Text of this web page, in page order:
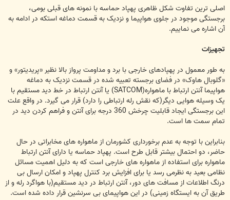
اصلی ترین تفاوت شکل ظاهری پهپاد حماسه با نمونه های قبلی بومی،
برجستگی موجود در جلوی هواپیما و نزدیک به قسمت دماغه استکه در ادامه به
آن اشاره می نماییم.
تجهیزات
به طور معمول در پهپادهای خارجی با برد و مداومت پرواز بالا نظیر «پریدیتور» و
«گلوبال هاوک» در فضای برجسته تعبیه شده در قسمت نزدیک به دماغه
هواپیما آنتن ارتباط با ماهواره(SATCOM) یا آنتن ارتباط در خط دید مستقیم با
یک وسیله هوایی دیگر(که نقش رله ارتباطی را دارد) قرار می گیرد. در واقع علت
این برجستگی ایجاد قابلیت چرخش 360 درجه برای آنتن و فراهم کردن دید در
تمام سمت ها است.
بنابراین با توجه به عدم برخورداری کشورمان از ماهواره های مخابراتی در حال
حاضر، دو احتمال بیشتر قابل طرح است. پهپاد حماسه یا دارای آنتن ارتباط
ماهواره برای استفاده از ماهواره های خارجی است که به دلیل اهمیت مسائل
نظامی بعید به نظرمی رسد یا برای افزایش برد کنترل پهپاد و امکان ارسال بی
درنگ اطلاعات از مسافت های دور، آنتن ارتباط در دید مستقیم(با هواگرد رله و از
طریق آن به ایستگاه زمینی) در این هواپیمای بی سرنشین قرار داده شده است.